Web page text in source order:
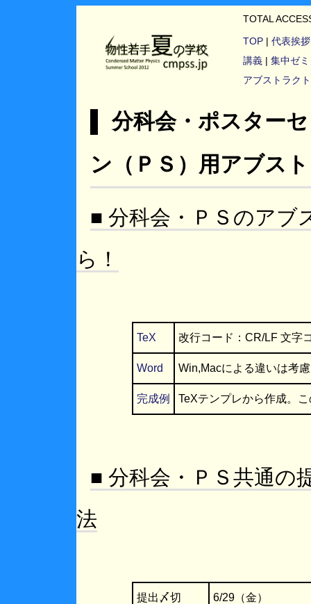
TOTAL
TOP | 代表挨拶
講義 | 集中ゼミ
アブストラクト
▌ 分科会・ポスター
ン（ＰＳ）用アブス
■ 分科会・ＰＳのアブ
ら！
TeX 改行コード：CR/LF 文字
Word Win,Macによる違いは考
完成例 TeXテンプレから作成。
■ 分科会・ＰＳ共通の
法
提出〆切 6/29（金）